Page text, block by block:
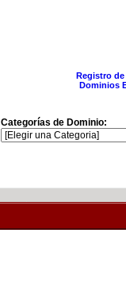
Registro
Dominios
Categorías de Dominio: